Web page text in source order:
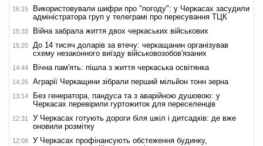
16:15
Використовували шифри про "погоду": у Черкасах засудили
адміністратора груп у телеграмі про пересування ТЦК
15:33 Війна забрала життя двох черкаських військових
15:20
До 14 тисяч доларів за втечу: черкащанин організував
схему незаконного виїзду військовозобов'язаних
14:44 Вічна пам'ять: пішла з життя черкаська освітянка
14:26 Аграрії Черкащини зібрали перший мільйон тонн зерна
13:14
Без генератора, пандуса та з аварійною душовою: у
Черкасах перевірили гуртожиток для переселенців
12:31
У Черкасах готують дороги біля шкіл і дитсадків: де вже
оновили розмітку
12:08
У Черкасах профінансують обстеження будинку,